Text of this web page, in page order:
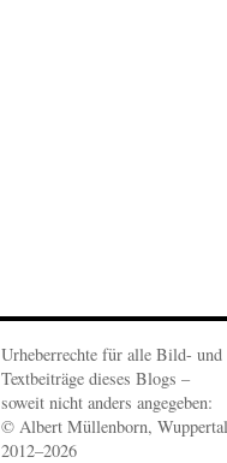
Urheberrechte für alle Bild- und
Textbeiträge dieses Blogs –
soweit nicht anders angegeben:
© Albert Müllenborn, Wuppertal
2012–2026